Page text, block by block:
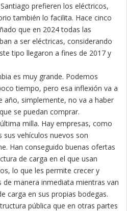
prefieren los eléctricos,
también lo facilita. Hace cinco
que en 2024 todas las
a ser eléctricas, considerando
tipo llegaron a fines de 2017 y
es muy grande. Podemos
tiempo, pero esa inflexión va a
año, simplemente, no va a haber
se puedan comprar.
milla. Hay empresas, como
vehículos nuevos son
Han conseguido buenas ofertas
de carga en el que usan
lo que les permite crecer y
de manera inmediata mientras van
carga en sus propias bodegas.
pública que en otras partes